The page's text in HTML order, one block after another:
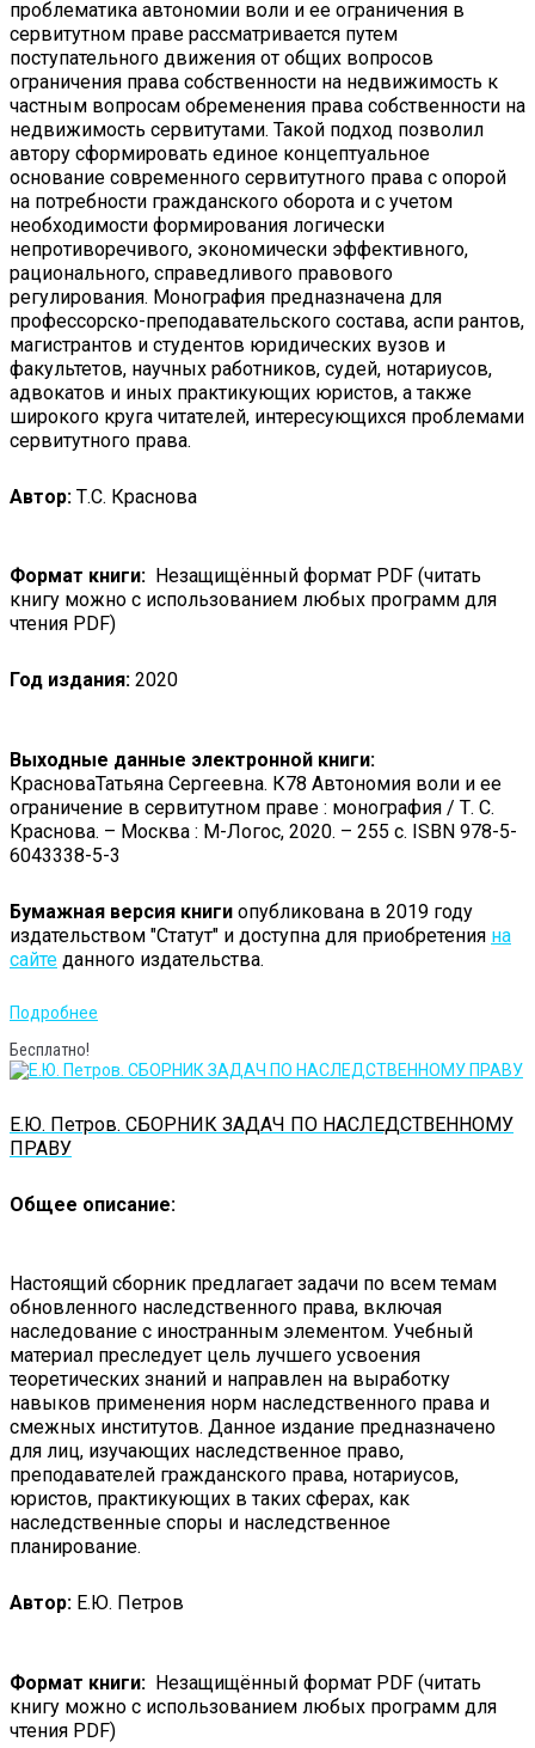
проблематика автономии воли и ее ограничения в
сервитутном праве рассматривается путем
поступательного движения от общих вопросов
ограничения права собственности на недвижимость к
частным вопросам обременения права собственности на
недвижимость сервитутами. Такой подход позволил
автору сформировать единое концептуальное
основание современного сервитутного права с опорой
на потребности гражданского оборота и с учетом
необходимости формирования логически
непротиворечивого, экономически эффективного,
рационального, справедливого правового
регулирования. Монография предназначена для
профессорско-преподавательского состава, аспи рантов,
магистрантов и студентов юридических вузов и
факультетов, научных работников, судей, нотариусов,
адвокатов и иных практикующих юристов, а также
широкого круга читателей, интересующихся проблемами
сервитутного права.
Автор: Т.С. Краснова
Формат книги: Незащищённый формат PDF (читать
книгу можно с использованием любых программ для
чтения PDF)
Год издания: 2020
Выходные данные электронной книги:
КрасноваТатьяна Сергеевна. К78 Автономия воли и ее
ограничение в сервитутном праве : монография / Т. С.
Краснова. – Москва : М-Логос, 2020. – 255 с. ISBN 978-5-
6043338-5-3
Бумажная версия книги опубликована в 2019 году
издательством "Статут" и доступна для приобретения на
сайте данного издательства.
Подробнее
Бесплатно!
Е.Ю. Петров. СБОРНИК ЗАДАЧ ПО НАСЛЕДСТВЕННОМУ
ПРАВУ
Общее описание:
Настоящий сборник предлагает задачи по всем темам
обновленного наследственного права, включая
наследование с иностранным элементом. Учебный
материал преследует цель лучшего усвоения
теоретических знаний и направлен на выработку
навыков применения норм наследственного права и
смежных институтов. Данное издание предназначено
для лиц, изучающих наследственное право,
преподавателей гражданского права, нотариусов,
юристов, практикующих в таких сферах, как
наследственные споры и наследственное
планирование.
Автор: Е.Ю. Петров
Формат книги: Незащищённый формат PDF (читать
книгу можно с использованием любых программ для
чтения PDF)